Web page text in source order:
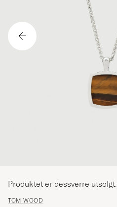
TOM WOOD
Produktet er dessverre utsolgt.